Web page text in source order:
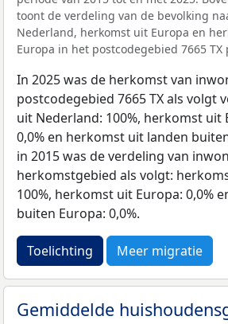
toont de verdeling van de bevolking
Nederland, herkomst uit Europa en
Europa in het postcodegebied 7665 TX
In 2025 was de herkomst van
postcodegebied 7665 TX als volgt
uit Nederland: 100%, herkomst uit
0,0% en herkomst uit landen
in 2015 was de verdeling van
herkomstgebied als volgt:
100%, herkomst uit Europa: 0,0%
buiten Europa: 0,0%.
Toelichting Meer migratie
Gemiddelde